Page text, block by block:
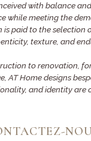
with balance
while meeting the
paid to the selection
texture, and
to renovation,
AT Home designs
and identity are